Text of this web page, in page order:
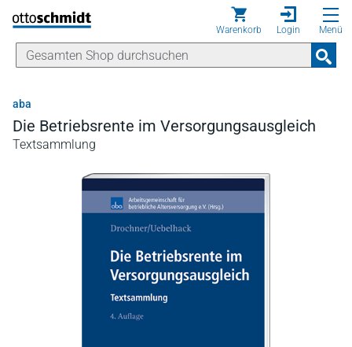
Direkt zum Inhalt
Warenkorb Login Menü
aba
Die Betriebsrente im Versorgungsausgleich
Textsammlung